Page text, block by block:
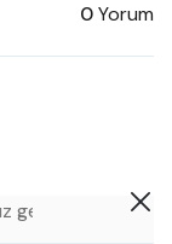
0Yorum